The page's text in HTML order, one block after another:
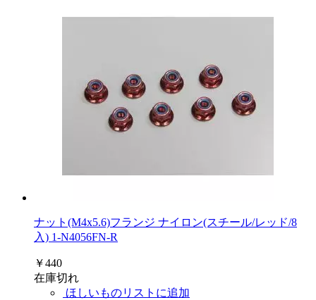
ナット(M4x5.6)フランジ ナイロン(スチール/レッド/8
入) 1-N4056FN-R
￥440
在庫切れ
ほしいものリストに追加